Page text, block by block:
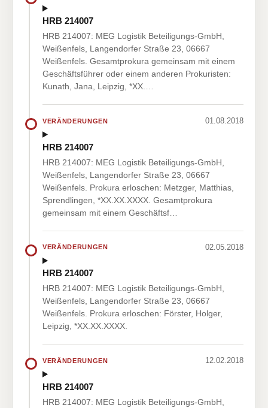
HRB 214007
HRB 214007: MEG Logistik Beteiligungs-GmbH,
Weißenfels, Langendorfer Straße 23, 06667
Weißenfels. Gesamtprokura gemeinsam mit einem
Geschäftsführer oder einem anderen Prokuristen:
Kunath, Jana, Leipzig, *XX.…
VERÄNDERUNGEN 01.08.2018
HRB 214007
HRB 214007: MEG Logistik Beteiligungs-GmbH,
Weißenfels, Langendorfer Straße 23, 06667
Weißenfels. Prokura erloschen: Metzger, Matthias,
Sprendlingen, *XX.XX.XXXX. Gesamtprokura
gemeinsam mit einem Geschäftsf…
VERÄNDERUNGEN 02.05.2018
HRB 214007
HRB 214007: MEG Logistik Beteiligungs-GmbH,
Weißenfels, Langendorfer Straße 23, 06667
Weißenfels. Prokura erloschen: Förster, Holger,
Leipzig, *XX.XX.XXXX.
VERÄNDERUNGEN 12.02.2018
HRB 214007
HRB 214007: MEG Logistik Beteiligungs-GmbH,